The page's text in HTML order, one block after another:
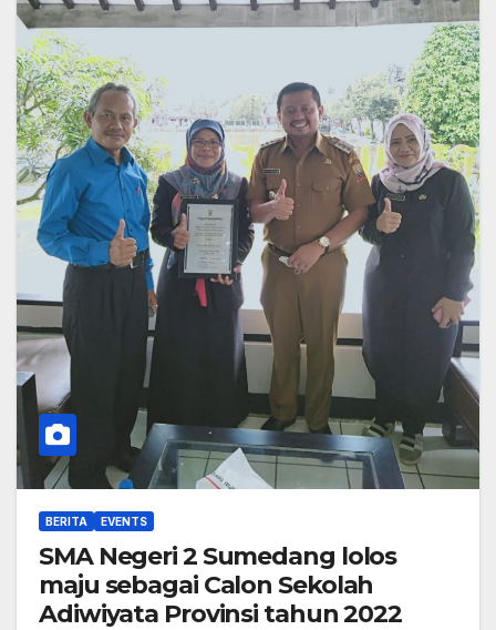
BERITA EVENTS
SMA Negeri 2 Sumedang lolos
maju sebagai Calon Sekolah
Adiwiyata Provinsi tahun 2022